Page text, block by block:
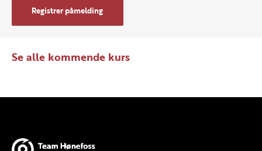
Registrer påmelding
Se alle kommende kurs